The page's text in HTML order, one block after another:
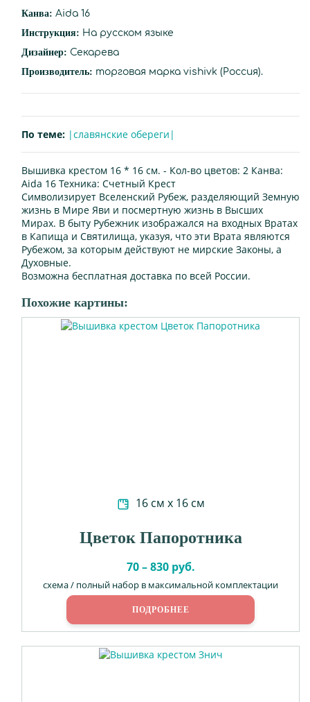
Канва: Aida 16
Инструкция: На русском языке
Дизайнер: Секарева
Производитель: торговая марка vishivk (Россия).
По теме: |славянские обереги|
Вышивка крестом 16 * 16 см. - Кол-во цветов: 2 Канва:
Aida 16 Техника: Счетный Крест
Символизирует Вселенский Рубеж, разделяющий Земную
жизнь в Мире Яви и посмертную жизнь в Высших
Мирах. В быту Рубежник изображался на входных Вратах
в Капища и Святилища, указуя, что эти Врата являются
Рубежом, за которым действуют не мирские Законы, а
Духовные.
Возможна бесплатная доставка по всей России.
Похожие картины:
16 см х 16 см
Цветок Папоротника
70 – 830 руб.
схема / полный набор в максимальной комплектации
ПОДРОБНЕЕ